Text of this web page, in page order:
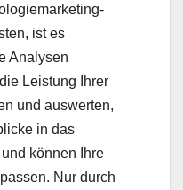
ist es
Analysen
Leistung Ihrer
und auswerten,
in das
können Ihre
Nur durch